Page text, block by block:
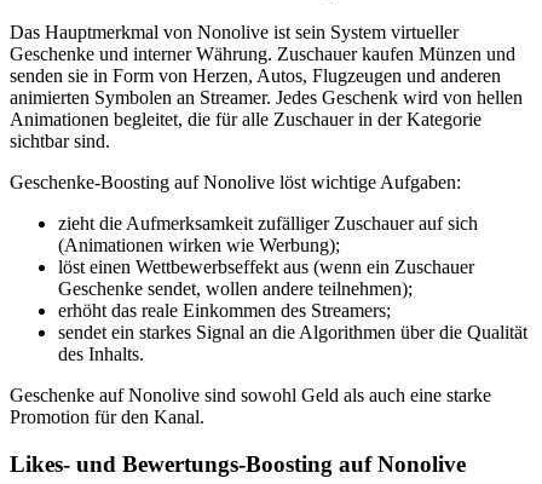
Das Hauptmerkmal von Nonolive ist sein System virtueller
Geschenke und interner Währung. Zuschauer kaufen Münzen und
senden sie in Form von Herzen, Autos, Flugzeugen und anderen
animierten Symbolen an Streamer. Jedes Geschenk wird von hellen
Animationen begleitet, die für alle Zuschauer in der Kategorie
sichtbar sind.
Geschenke-Boosting auf Nonolive löst wichtige Aufgaben:
zieht die Aufmerksamkeit zufälliger Zuschauer auf sich
(Animationen wirken wie Werbung);
löst einen Wettbewerbseffekt aus (wenn ein Zuschauer
Geschenke sendet, wollen andere teilnehmen);
erhöht das reale Einkommen des Streamers;
sendet ein starkes Signal an die Algorithmen über die Qualität
des Inhalts.
Geschenke auf Nonolive sind sowohl Geld als auch eine starke
Promotion für den Kanal.
Likes- und Bewertungs-Boosting auf Nonolive